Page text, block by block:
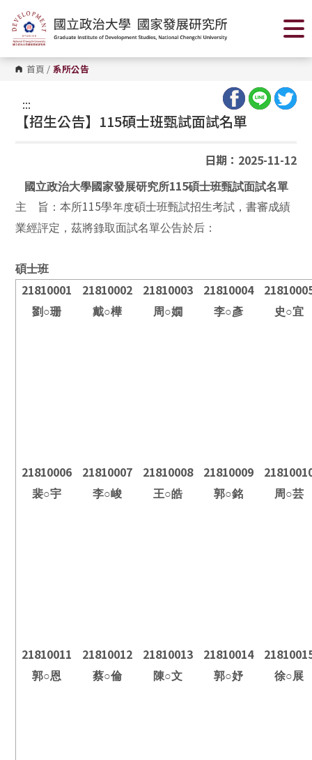
到
主
要
內
容
區 首頁 / 系所公告
:::
【招生公告】115碩士班甄試面試名單
日期：2025-11-12
國立政治大學國家發展研究所115碩士班甄試面試名單
主 旨：本所115學年度碩士班甄試招生考試，書審成績
業經評定，茲將錄取面試名單公告於后：
碩士班
21810001
劉○珊
21810002
戴○樺
21810003
周○嫺
21810004
李○彥 史○宜
21810006
裴○宇
21810007
李○峻
21810008
王○皓
21810009
郭○銘 周○芸
21810011
郭○恩
21810012
蔡○倫
21810013
陳○文
21810014
郭○妤 徐○展